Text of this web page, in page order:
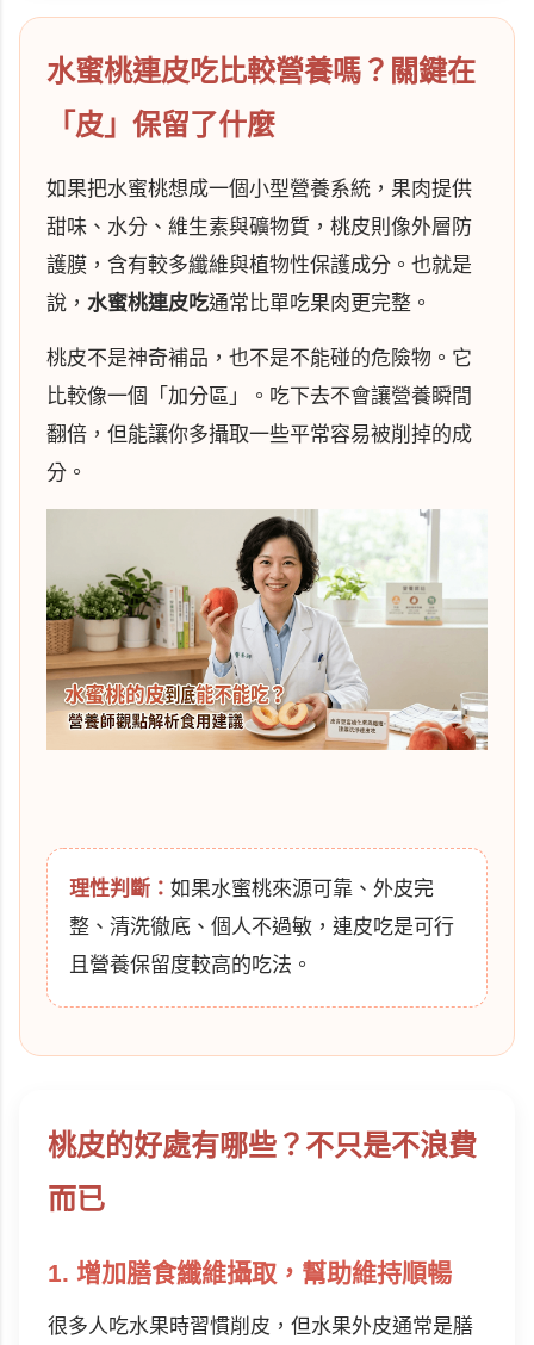
水蜜桃連皮吃比較營養嗎？關鍵在
「皮」保留了什麼
如果把水蜜桃想成一個小型營養系統，果肉提供
甜味、水分、維生素與礦物質，桃皮則像外層防
護膜，含有較多纖維與植物性保護成分。也就是
說， 水蜜桃連皮吃通常比單吃果肉更完整。
桃皮不是神奇補品，也不是不能碰的危險物。它
比較像一個「加分區」。吃下去不會讓營養瞬間
翻倍，但能讓你多攝取一些平常容易被削掉的成
分。
理性判斷： 如果水蜜桃來源可靠、外皮完
整、清洗徹底、個人不過敏，連皮吃是可行
且營養保留度較高的吃法。
桃皮的好處有哪些？不只是不浪費
而已
1. 增加膳食纖維攝取，幫助維持順暢
很多人吃水果時習慣削皮，但水果外皮通常是膳